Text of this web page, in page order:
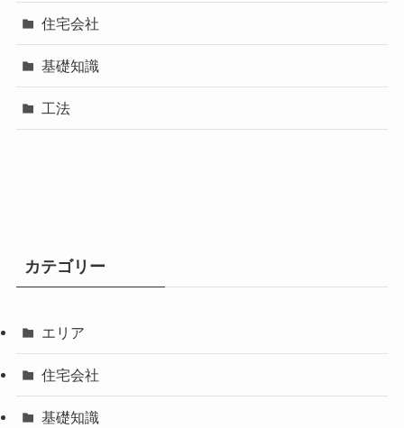
住宅会社
基礎知識
工法
カテゴリー
エリア
住宅会社
基礎知識